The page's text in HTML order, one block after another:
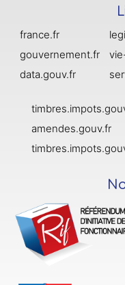
france.fr
gouvernement.fr
data.gouv.fr
amendes.gouv.fr